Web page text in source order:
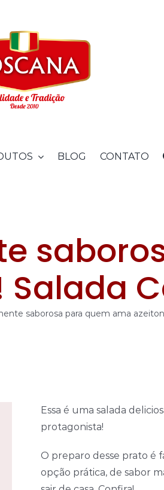
BLOG CONTATO
saborosa para quem ama
Essa é uma salada
protagonista!
O preparo desse prato é
opção prática, de sabor